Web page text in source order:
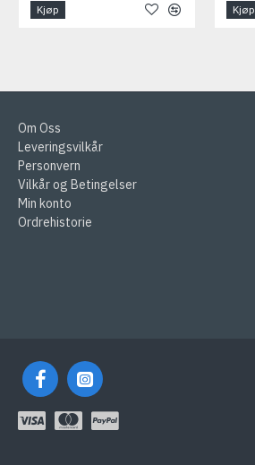
Kjøp Kjøp
Om Oss
Leveringsvilkår
Personvern
Vilkår og Betingelser
Min konto
Ordrehistorie